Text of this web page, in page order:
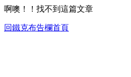
啊噢！！找不到這篇文章
回鐵克布告欄首頁